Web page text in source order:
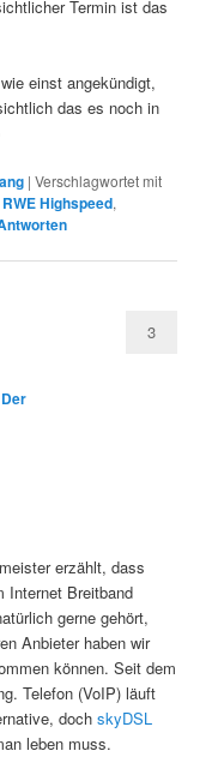
Termin ist das
einst angekündigt,
das es noch in
|Verschlagwortet mit
RWE Highspeed,
Der
3
erzählt, dass
Internet Breitband
gerne gehört,
Anbieter haben wir
können. Seit dem
Telefon (VoIP) läuft
dochskyDSL
leben muss.